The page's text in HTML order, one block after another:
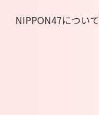
NIPPON47について